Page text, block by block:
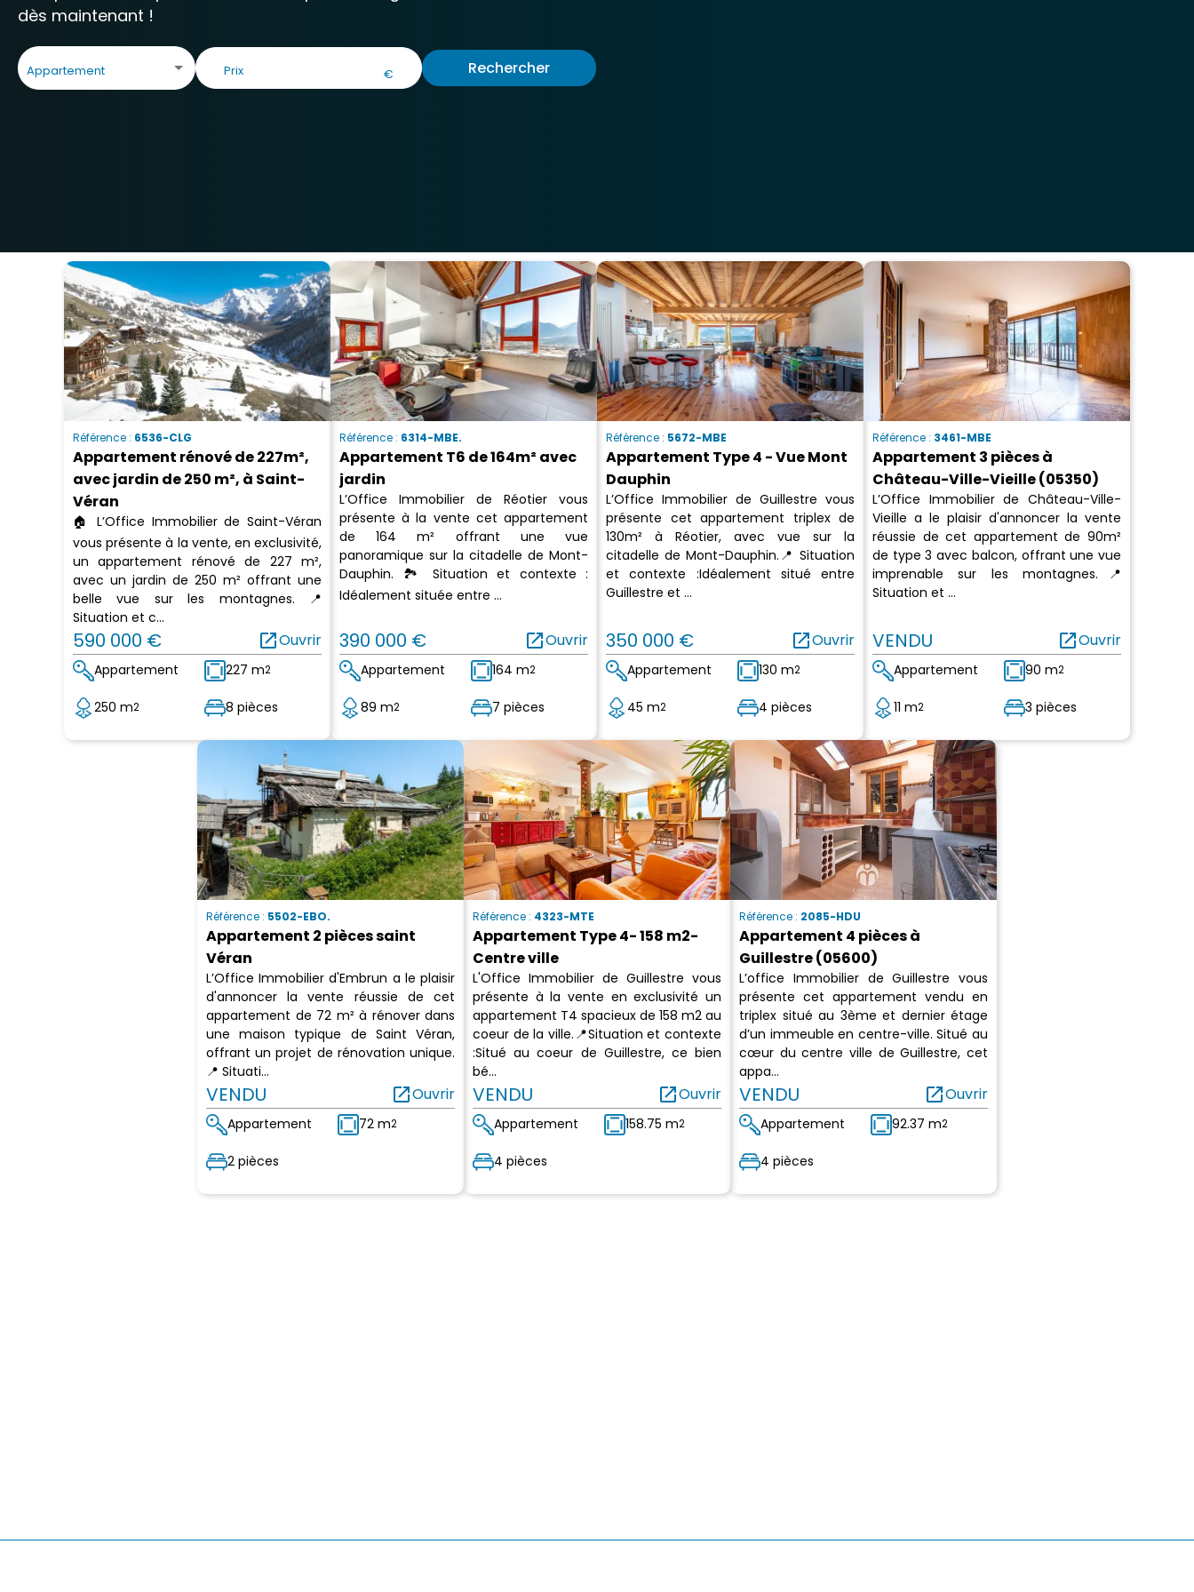
dès maintenant !
Appartement € Rechercher
Référence : 6536-CLG
Appartement rénové de 227m²,
avec jardin de 250 m², à Saint-
Véran
🏠 L’Office Immobilier de Saint-Véran
vous présente à la vente, en exclusivité,
un appartement rénové de 227 m²,
avec un jardin de 250 m² offrant une
belle vue sur les montagnes. 📍
Situation et c...
590 000 € open_in_newOuvrir
Appartement 227 m2
250 m2 8 pièces
Référence : 6314-MBE.
Appartement T6 de 164m² avec
jardin
L’Office Immobilier de Réotier vous
présente à la vente cet appartement
de 164 m² offrant une vue
panoramique sur la citadelle de Mont-
Dauphin. 🏞️ Situation et contexte :
Idéalement située entre ...
390 000 € open_in_newOuvrir
Appartement 164 m2
89 m2 7 pièces
Référence : 5672-MBE
Appartement Type 4 - Vue Mont
Dauphin
L’Office Immobilier de Guillestre vous
présente cet appartement triplex de
130m² à Réotier, avec vue sur la
citadelle de Mont-Dauphin.📍 Situation
et contexte :Idéalement situé entre
Guillestre et ...
350 000 € open_in_newOuvrir
Appartement 130 m2
45 m2 4 pièces
Référence : 3461-MBE
Appartement 3 pièces à
Château-Ville-Vieille (05350)
L’Office Immobilier de Château-Ville-
Vieille a le plaisir d'annoncer la vente
réussie de cet appartement de 90m²
de type 3 avec balcon, offrant une vue
imprenable sur les montagnes.📍
Situation et ...
VENDU open_in_newOuvrir
Appartement 90 m2
11 m2 3 pièces
Référence : 5502-EBO.
Appartement 2 pièces saint
Véran
L’Office Immobilier d'Embrun a le plaisir
d'annoncer la vente réussie de cet
appartement de 72 m² à rénover dans
une maison typique de Saint Véran,
offrant un projet de rénovation unique.
📍 Situati...
VENDU open_in_newOuvrir
Appartement 72 m2
2 pièces
Référence : 4323-MTE
Appartement Type 4- 158 m2-
Centre ville
L'Office Immobilier de Guillestre vous
présente à la vente en exclusivité un
appartement T4 spacieux de 158 m2 au
coeur de la ville.📍Situation et contexte
:Situé au coeur de Guillestre, ce bien
bé...
VENDU open_in_newOuvrir
Appartement 158.75 m2
4 pièces
Référence : 2085-HDU
Appartement 4 pièces à
Guillestre (05600)
L’office Immobilier de Guillestre vous
présente cet appartement vendu en
triplex situé au 3ème et dernier étage
d’un immeuble en centre-ville. Situé au
cœur du centre ville de Guillestre, cet
appa...
VENDU open_in_newOuvrir
Appartement 92.37 m2
4 pièces